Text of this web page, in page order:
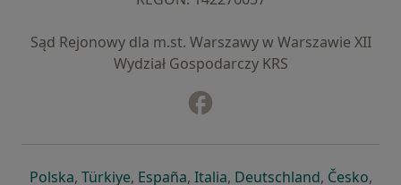
Sąd Rejonowy dla m.st. Warszawy w Warszawie XII
Wydział Gospodarczy KRS
Polskaotwiera się w nowej karcie
, Türkiyeotwiera się w nowej karcie
, Españaotwiera się w nowej karcie
, Italiaotwiera się w nowej
, Deutschlandotwiera się
, Česko,